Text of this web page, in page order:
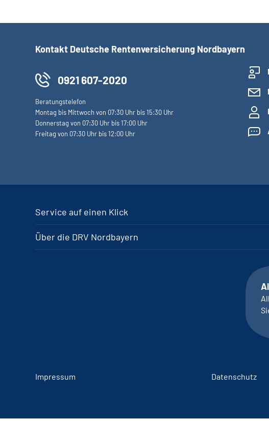
Kontakt Deutsche Rentenversicherung Nordbayern
0921 607-2020
Beratungstelefon
Montag bis Mittwoch von 07:30 Uhr bis 15:30 Uhr
Donnerstag von 07:30 Uhr bis 17:00 Uhr
Freitag von 07:30 Uhr bis 12:00 Uhr
Service auf einen Klick
Über die DRV Nordbayern
Impressum Datenschutz